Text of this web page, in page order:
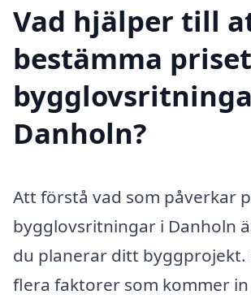
Vad hjälper till
bestämma
Danholn?
Att förstå vad som påverkar
bygglovsritningar i Danholn
du planerar ditt byggprojekt.
flera faktorer som kommer in